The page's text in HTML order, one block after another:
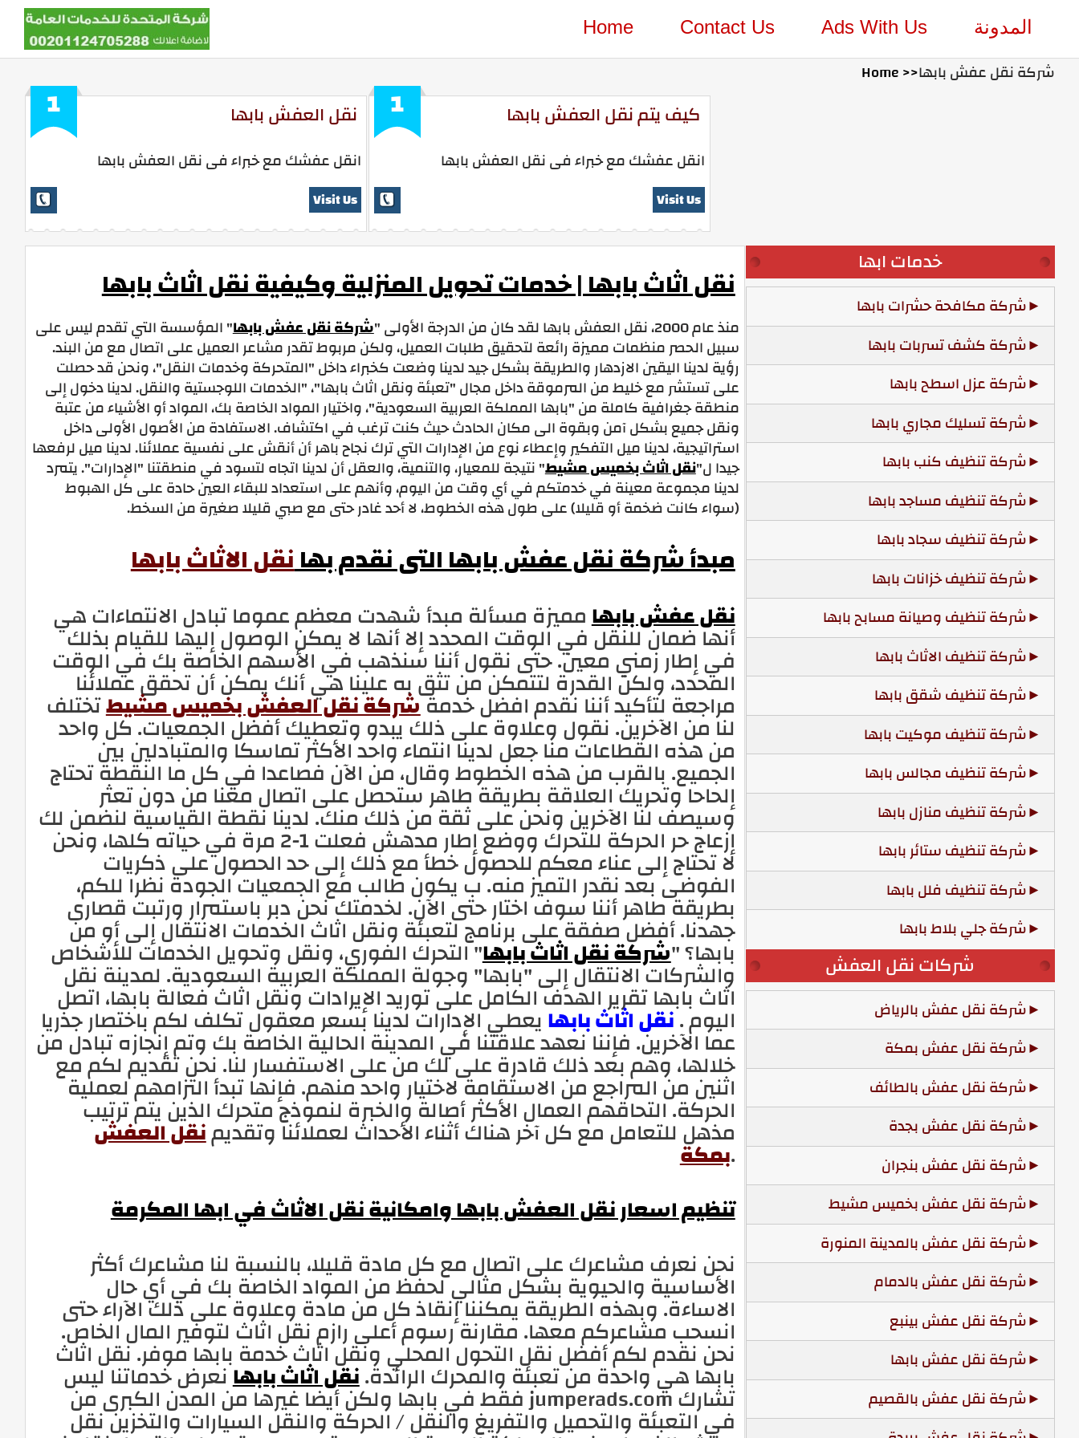
Home Contact Us Ads With Us المدونة
Home >>شركة نقل عفش بابها
1 نقل العفش بابها
انقل عفشك مع خبراء فى نقل العفش بابها
Visit Us
1 كيف يتم نقل العفش بابها
انقل عفشك مع خبراء فى نقل العفش بابها
Visit Us
نقل اثاث بابها | خدمات تحويل المنزلية وكيفية نقل اثاث بابها
منذ عام 2000، نقل العفش بابها لقد كان من الدرجة الأولى " شركة نقل عفش بابها" المؤسسة التي تقدم ليس على
سبيل الحصر منظمات مميزة رائعة لتحقيق طلبات العميل، ولكن مربوط تقدر مشاعر العميل على اتصال مع من البند.
رؤية لدينا اليقين الازدهار والطريقة بشكل جيد لدينا وضعت كخبراء داخل "المتحركة وخدمات النقل"، ونحن قد حصلت
على تستشر مع خليط من المرموقة داخل مجال "تعبئة ونقل اثاث بابها"، "الخدمات اللوجستية والنقل. لدينا دخول إلى
منطقة جغرافية كاملة من "بابها المملكة العربية السعودية"، واختيار المواد الخاصة بك، المواد أو الأشياء من عتبة
ونقل جميع بشكل آمن وبقوة الى مكان الحادث حيث كنت ترغب في اكتشاف. الاستفادة من الأصول الأولى داخل
استراتيجية، لدينا ميل التفكير وإعطاء نوع من الإدارات التي ترك نجاح باهر أن أنقش على نفسية عملائنا. لدينا ميل لرفعها
جيدا ل"نقل اثاث بخميس مشيط" نتيجة للمعيار، والتنمية، والعقل أن لدينا اتجاه لتسود في منطقتنا "الإدارات". يتمرد
لدينا مجموعة معينة في خدمتكم في أي وقت من اليوم، وأنهم على استعداد للبقاء العين حادة على كل الهبوط
(سواء كانت ضخمة أو قليلا) على طول هذه الخطوط، لا أحد غادر حتى مع صبي قليلا صغيرة من السخط.
مبدأ شركة نقل عفش بابها التى نقدم بهانقل الاثاث بابها
نقل عفش بابهامميزة مسألة مبدأ شهدت معظم عموما تبادل الانتماءات هي
أنها ضمان للنقل في الوقت المحدد إلا أنها لا يمكن الوصول إليها للقيام بذلك
في إطار زمني معين. حتى نقول أننا سنذهب في الأسهم الخاصة بك في الوقت
المحدد، ولكن القدرة لتتمكن من تثق به علينا هي أنك يمكن أن تحقق عملائنا
مراجعة لتأكيد أننا نقدم افضل خدمةشركة نقل العفش بخميس مشيطتختلف
لنا من الآخرين. نقول وعلاوة على ذلك يبدو وتعطيك أفضل الجمعيات. كل واحد
من هذه القطاعات منا جعل لدينا انتماء واحد الأكثر تماسكا والمتبادلين بين
الجميع. بالقرب من هذه الخطوط وقال، من الآن فصاعدا في كل ما النقطة تحتاج
إلحاحا وتحريك العلاقة بطريقة طاهر ستحصل على اتصال معنا من دون تعثر
وسيصف لنا الآخرين ونحن على ثقة من ذلك منك. لدينا نقطة القياسية لنضمن لك
إزعاج حر الحركة للتحرك ووضع إطار مدهش فعلت 1-2 مرة في حياته كلها، ونحن
لا تحتاج إلى عناء معكم للحصول خطأ مع ذلك إلى حد الحصول على ذكريات
الفوضى بعد نقدر التميز منه. ب يكون طالب مع الجمعيات الجودة نظرا للكم،
بطريقة طاهر أننا سوف اختار حتى الآن. لخدمتك نحن دبر باستمرار ورتبت قصارى
جهدنا. أفضل صفقة على برنامج لتعبئة ونقل اثاث الخدمات الانتقال إلى أو من
بابها؟ "شركة نقل اثاث بابها" التحرك الفوري، ونقل وتحويل الخدمات للأشخاص
والشركات الانتقال إلى "بابها" وجولة المملكة العربية السعودية. لمدينة نقل
اثاث بابها تقرير الهدف الكامل على توريد الإيرادات ونقل اثاث فعالة بابها، اتصل
اليوم .نقل اثاث بابهايعطي الإدارات لدينا بسعر معقول تكلف لكم باختصار جذريا
عما الآخرين. فإننا نعهد علاقتنا في المدينة الحالية الخاصة بك وتم إنجازه تبادل من
خلالها، وهم بعد ذلك قادرة على لك من على الاستفسار لنا. نحن تقديم لكم مع
اثنين من المراجع من الاستقامة لاختيار واحد منهم. فإنها تبدأ التزامهم لعملية
الحركة. التحاقهم العمال الأكثر أصالة والخبرة لنموذج متحرك الذين يتم ترتيب
مذهل للتعامل مع كل آخر هناك أثناء الأحداث لعملائنا وتقديمنقل العفش
بمكة.
تنظيم اسعار نقل العفش بابها وامكانية نقل الاثاث في ابها المكرمة
نحن نعرف مشاعرك على اتصال مع كل مادة قليلا، بالنسبة لنا مشاعرك أكثر
الأساسية والحيوية بشكل مثالي لحفظ من المواد الخاصة بك في أي حال
الاساءة. وبهذه الطريقة يمكننا إنقاذ كل من مادة وعلاوة على ذلك الآراء حتى
انسحب مشاعركم معها. مقارنة رسوم أعلى رازم نقل اثاث لتوفير المال الخاص.
نحن نقدم لكم أفضل نقل التحول المحلي ونقل اثاث خدمة بابها موفر. نقل اثاث
بابها هي واحدة من تعبئة والمحرك الرائدة.نقل اثاث بابهانعرض خدماتنا ليس
فقط في بابها ولكن أيضا غيرها من المدن الكبرى من jumperads.com تشارك
في التعبئة والتحميل والتفريغ والنقل / الحركة والنقل السيارات والتخزين نقل
خدمات ابها
شركة مكافحة حشرات بابها
شركة كشف تسربات بابها
شركة عزل اسطح بابها
شركة تسليك مجاري بابها
شركة تنظيف كنب بابها
شركة تنظيف مساجد بابها
شركة تنظيف سجاد بابها
شركة تنظيف خزانات بابها
شركة تنظيف وصيانة مسابح بابها
شركة تنظيف الاثاث بابها
شركة تنظيف شقق بابها
شركة تنظيف موكيت بابها
شركة تنظيف مجالس بابها
شركة تنظيف منازل بابها
شركة تنظيف ستائر بابها
شركة تنظيف فلل بابها
شركة جلي بلاط بابها
شركات نقل العفش
شركة نقل عفش بالرياض
شركة نقل عفش بمكة
شركة نقل عفش بالطائف
شركة نقل عفش بجدة
شركة نقل عفش بنجران
شركة نقل عفش بخميس مشيط
شركة نقل عفش بالمدينة المنورة
شركة نقل عفش بالدمام
شركة نقل عفش بينبع
شركة نقل عفش بابها
شركة نقل عفش بالقصيم